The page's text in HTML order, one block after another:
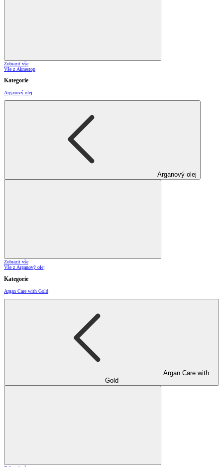
Zobrazit vše
Vše z Aknestop
Kategorie
Arganový olej
Arganový olej
Zobrazit vše
Vše z Arganový olej
Kategorie
Argan Care with Gold
Argan Care with
Gold